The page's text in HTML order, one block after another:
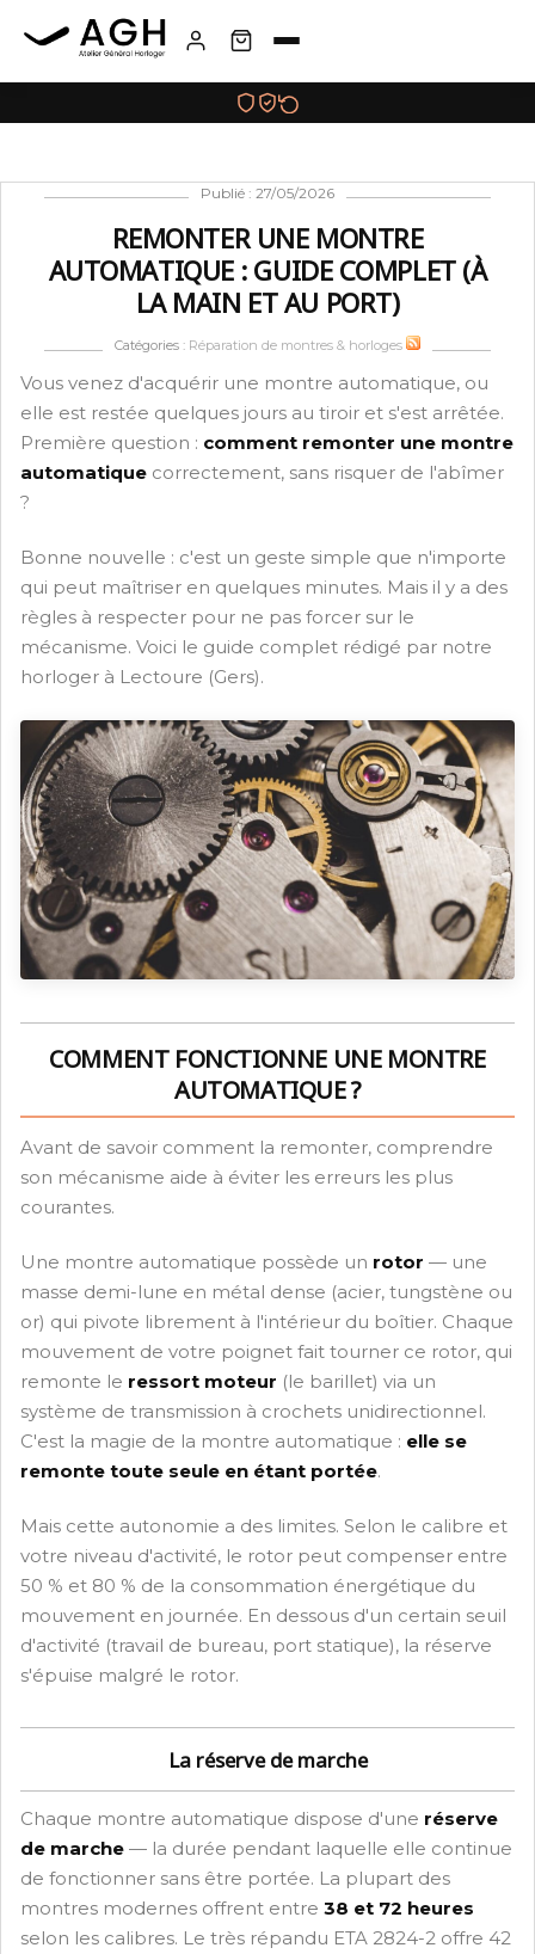
Publié : 27/05/2026
REMONTER UNE MONTRE
AUTOMATIQUE : GUIDE COMPLET (À
LA MAIN ET AU PORT)
Catégories : Réparation de montres & horloges
Vous venez d'acquérir une montre automatique, ou
elle est restée quelques jours au tiroir et s'est arrêtée.
Première question : comment remonter une montre
automatique correctement, sans risquer de l'abîmer
?
Bonne nouvelle : c'est un geste simple que n'importe
qui peut maîtriser en quelques minutes. Mais il y a des
règles à respecter pour ne pas forcer sur le
mécanisme. Voici le guide complet rédigé par notre
horloger à Lectoure (Gers).
COMMENT FONCTIONNE UNE MONTRE
AUTOMATIQUE ?
Avant de savoir comment la remonter, comprendre
son mécanisme aide à éviter les erreurs les plus
courantes.
Une montre automatique possède un rotor — une
masse demi-lune en métal dense (acier, tungstène ou
or) qui pivote librement à l'intérieur du boîtier. Chaque
mouvement de votre poignet fait tourner ce rotor, qui
remonte le ressort moteur (le barillet) via un
système de transmission à crochets unidirectionnel.
C'est la magie de la montre automatique : elle se
remonte toute seule en étant portée.
Mais cette autonomie a des limites. Selon le calibre et
votre niveau d'activité, le rotor peut compenser entre
50 % et 80 % de la consommation énergétique du
mouvement en journée. En dessous d'un certain seuil
d'activité (travail de bureau, port statique), la réserve
s'épuise malgré le rotor.
La réserve de marche
Chaque montre automatique dispose d'une réserve
de marche — la durée pendant laquelle elle continue
de fonctionner sans être portée. La plupart des
montres modernes offrent entre 38 et 72 heures
selon les calibres. Le très répandu ETA 2824-2 offre 42